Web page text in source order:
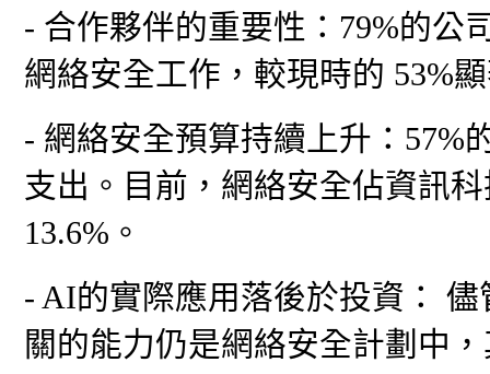
- 合作夥伴的重要性：79%的公
網絡安全工作，較現時的 53%
- 網絡安全預算持續上升：57%
支出。目前，網絡安全佔資訊
13.6%。
- AI的實際應用落後於投資：
關的能力仍是網絡安全計劃中